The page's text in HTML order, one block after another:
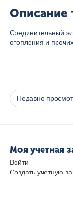
Описание
Соединительный
отопления и
Недавно
Моя учетная
Войти
Создать учетную